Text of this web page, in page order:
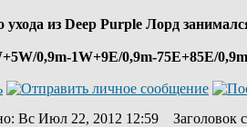
ухода из Deep Purple Лорд
0,9m-1W+9E/0,9m-75E+85E/
: Вс Июл 22, 2012 12:59 Заголовок